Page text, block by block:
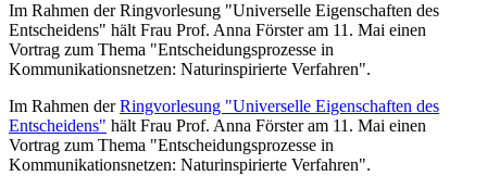
Im Rahmen der Ringvorlesung "Universelle Eigenschaften des
Entscheidens" hält Frau Prof. Anna Förster am 11. Mai einen
Vortrag zum Thema "Entscheidungsprozesse in
Kommunikationsnetzen: Naturinspirierte Verfahren".
Im Rahmen derRingvorlesung "Universelle Eigenschaften des
Entscheidens" hält Frau Prof. Anna Förster am 11. Mai einen
Vortrag zum Thema "Entscheidungsprozesse in
Kommunikationsnetzen: Naturinspirierte Verfahren".